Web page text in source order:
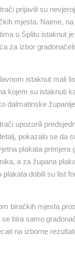
prijavili su
mjesta. Naime,
u Splitu istaknut
za izbor
istaknut mali
kojem su istaknuti
dalmatinske
upozorili
pokazalo se da
plakata primjera
a za župana
plakata dobili su list
biračkih mjesta
bira samo
na izborne